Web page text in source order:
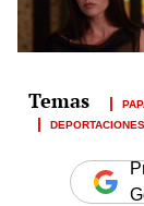
DEPORTACIONES